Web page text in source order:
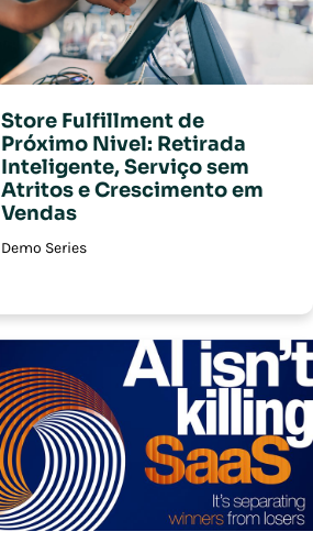
Store Fulfillment de
Próximo Nivel: Retirada
Inteligente, Serviço sem
Atritos e Crescimento em
Vendas
Demo Series